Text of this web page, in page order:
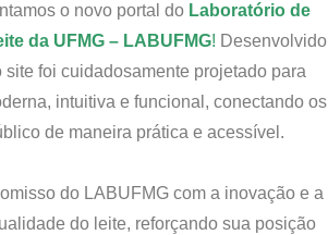
o novo portal do Laboratório de
da UFMG – LABUFMG! Desenvolvido
site foi cuidadosamente projetado para
intuitiva e funcional, conectando os
de maneira prática e acessível.
do LABUFMG com a inovação e a
do leite, reforçando sua posição